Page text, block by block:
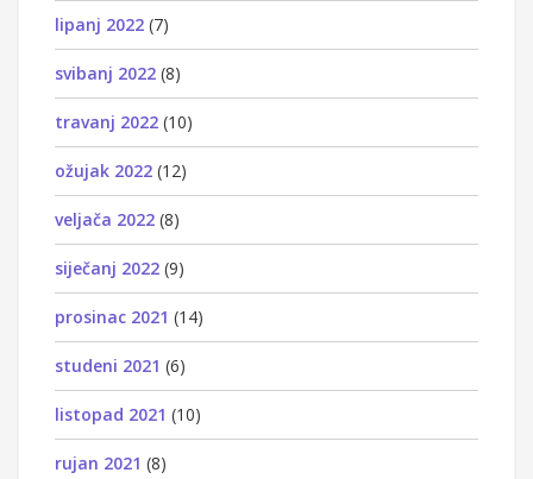
lipanj 2022 (7)
svibanj 2022 (8)
travanj 2022 (10)
ožujak 2022 (12)
veljača 2022 (8)
siječanj 2022 (9)
prosinac 2021 (14)
studeni 2021 (6)
listopad 2021 (10)
rujan 2021 (8)